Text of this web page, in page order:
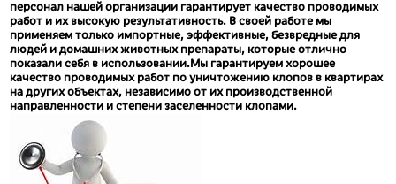
персонал нашей организации гарантирует качество проводимых
работ и их высокую результативность. В своей работе мы
применяем только импортные, эффективные, безвредные для
людей и домашних животных препараты, которые отлично
показали себя в использовании.Мы гарантируем хорошее
качество проводимых работ по уничтожению клопов в квартирах
на других объектах, независимо от их производственной
направленности и степени заселенности клопами.